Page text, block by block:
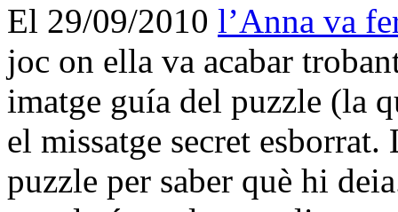
El 29/09/2010 l’Anna va
joc on ella va acabar
imatge guía del puzzle (la
el missatge secret esborrat.
puzzle per saber què hi